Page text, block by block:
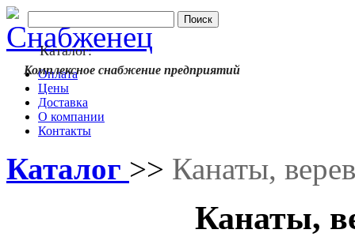
Оплата
Цены
Доставка
О компании
Контакты
Комплексное снабжение предприятий
Каталог >> Канаты,
Канаты,
Каталог: